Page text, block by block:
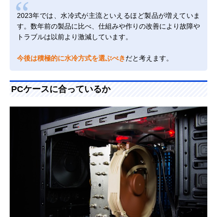
2023年では、水冷式が主流といえるほど製品が増えていま
す。数年前の製品に比べ、仕組みや作りの改善により故障や
トラブルは以前より激減しています。
今後は積極的に水冷方式を選ぶべきだと考えます。
PCケースに合っているか